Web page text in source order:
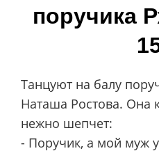
поручика
Танцуют на балу
Наташа Ростова. Она
нежно шепчет:
- Поручик, а мой муж